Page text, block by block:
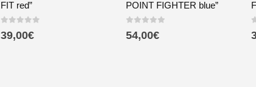
FIT red”
39,00€
POINT FIGHTER blue”
54,00€